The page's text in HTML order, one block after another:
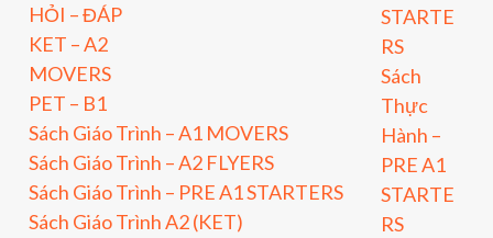
HỎI – ĐÁP
KET – A2
MOVERS
PET – B1
Sách Giáo Trình – A1 MOVERS
Sách Giáo Trình – A2 FLYERS
Sách Giáo Trình – PRE A1 STARTERS
Sách Giáo Trình A2 (KET)
STARTE
RS
Sách
Thực
Hành –
PRE A1
STARTE
RS